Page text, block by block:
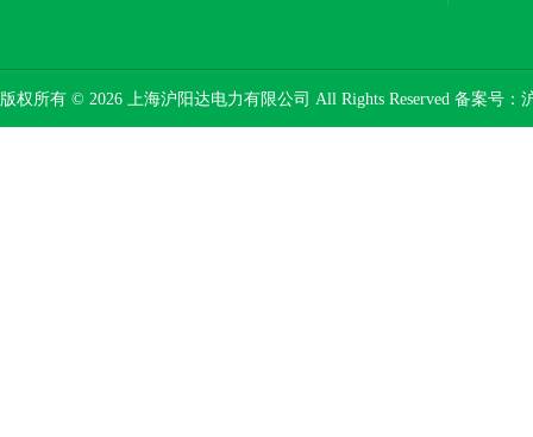
版权所有 © 2026 上海沪阳达电力有限公司 All Rights Reserved 备案号：